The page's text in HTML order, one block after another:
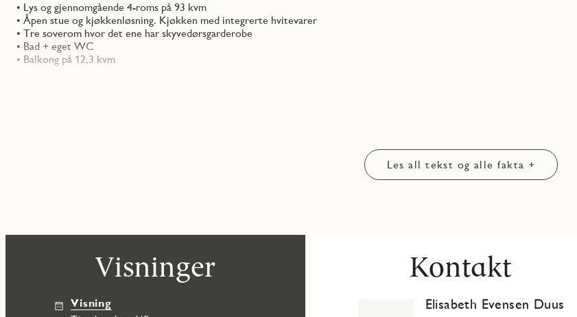
• Lys og gjennomgående 4-roms på 93 kvm
• Åpen stue og kjøkkenløsning. Kjøkken med integrerte hvitevarer
• Tre soverom hvor det ene har skyvedørsgarderobe
• Bad + eget WC
• Balkong på 12,3 kvm
Les all tekst og alle fakta +
Visninger
Visning
Kontakt
Elisabeth Evensen Duus